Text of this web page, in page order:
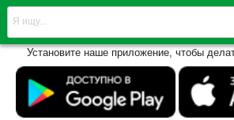
Установите наше приложение, чтобы